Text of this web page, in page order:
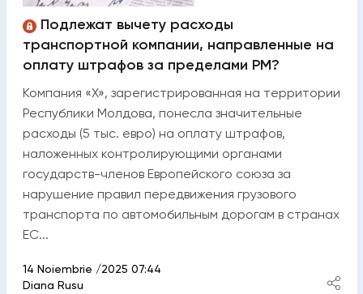
Подлежат вычету расходы
транспортной компании, направленные на
оплату штрафов за пределами РМ?
Компания «X», зарегистрированная на территории
Республики Молдова, понесла значительные
расходы (5 тыс. евро) на оплату штрафов,
наложенных контролирующими органами
государств-членов Европейского союза за
нарушение правил передвижения грузового
транспорта по автомобильным дорогам в странах
ЕС...
14 Noiembrie /2025 07:44
Diana Rusu